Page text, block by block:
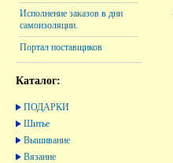
Исполнение заказов в дни
самоизоляции.
Портал поставщиков
Каталог:
ПОДАРКИ
Шитье
Вышивание
Вязание